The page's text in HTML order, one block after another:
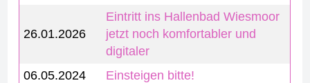
26.01.2026
Eintritt ins Hallenbad Wiesmoor
jetzt noch komfortabler und
digitaler
06.05.2024
Einsteigen bitte!